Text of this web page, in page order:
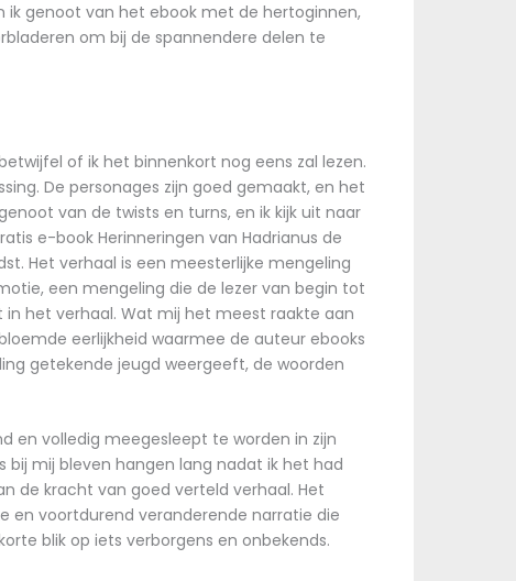
ik genoot van het ebook met de hertoginnen,
om bij de spannendere delen te
of ik het binnenkort nog eens zal lezen.
De personages zijn goed gemaakt, en het
van de twists en turns, en ik kijk uit naar
e-book Herinneringen van Hadrianus de
Het verhaal is een meesterlijke mengeling
een mengeling die de lezer van begin tot
het verhaal. Wat mij het meest raakte aan
eerlijkheid waarmee de auteur ebooks
getekende jeugd weergeeft, de woorden
en volledig meegesleept te worden in zijn
bij mij bleven hangen lang nadat ik het had
de kracht van goed verteld verhaal. Het
en voortdurend veranderende narratie die
blik op iets verborgens en onbekends.